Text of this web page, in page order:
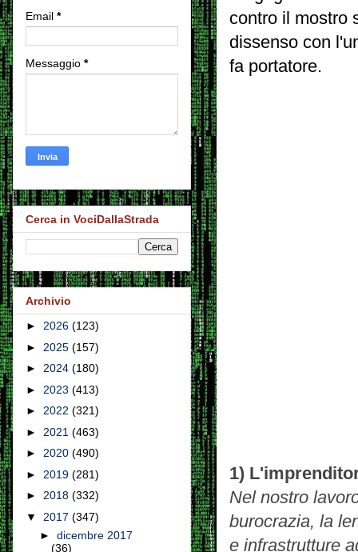
contro il mostro
dissenso con
fa portatore.
1)
Nel nostro
burocrazia, la
e infrastrutture
Email *
Messaggio *
Cerca in VociDallaStrada
Archivio
► 2026 (123)
► 2025 (157)
► 2024 (180)
► 2023 (413)
► 2022 (321)
► 2021 (463)
► 2020 (490)
► 2019 (281)
► 2018 (332)
▼ 2017 (347)
► dicembre 2017
(36)